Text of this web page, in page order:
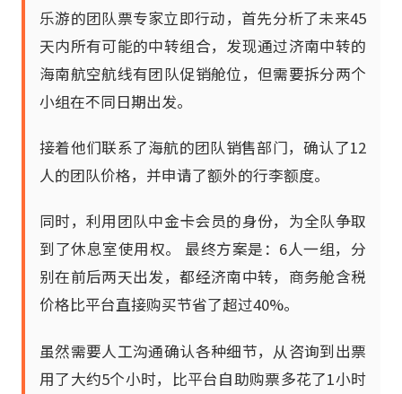
乐游的团队票专家立即行动，首先分析了未来45
天内所有可能的中转组合，发现通过济南中转的
海南航空航线有团队促销舱位，但需要拆分两个
小组在不同日期出发。
接着他们联系了海航的团队销售部门，确认了12
人的团队价格，并申请了额外的行李额度。
同时，利用团队中金卡会员的身份，为全队争取
到了休息室使用权。 最终方案是：6人一组，分
别在前后两天出发，都经济南中转，商务舱含税
价格比平台直接购买节省了超过40%。
虽然需要人工沟通确认各种细节，从咨询到出票
用了大约5个小时，比平台自助购票多花了1小时